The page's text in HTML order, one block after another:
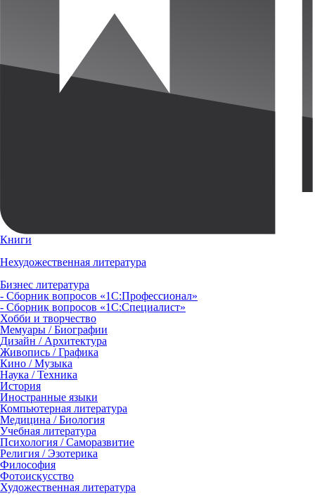
Книги
Нехудожественная литература
Бизнес литература
- Сборник вопросов «1С:Профессионал»
- Сборник вопросов «1С:Специалист»
Хобби и творчество
Мемуары / Биографии
Дизайн / Архитектура
Живопись / Графика
Кино / Музыка
Наука / Техника
История
Иностранные языки
Компьютерная литература
Медицина / Биология
Учебная литература
Психология / Саморазвитие
Религия / Эзотерика
Философия
Фотоискусство
Художественная литература